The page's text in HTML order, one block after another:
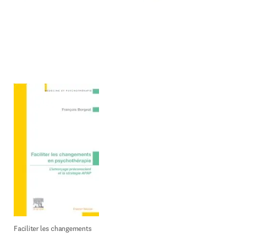
Faciliter les changements